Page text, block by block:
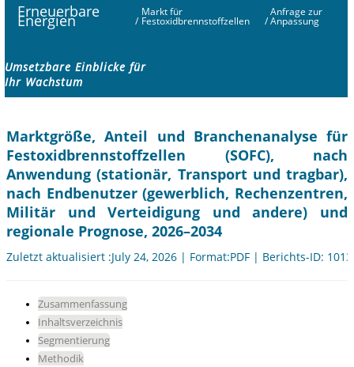
Erneuerbare
Energien /
Markt für
Festoxidbrennstoffzellen /
Anfrage zur
Anpassung
Umsetzbare Einblicke für
Ihr Wachstum
Marktgröße, Anteil und Branchenanalyse für
Festoxidbrennstoffzellen (SOFC), nach
Anwendung (stationär, Transport und tragbar),
nach Endbenutzer (gewerblich, Rechenzentren,
Militär und Verteidigung und andere) und
regionale Prognose, 2026–2034
Zuletzt aktualisiert :July 24, 2026 | Format:PDF | Berichts-ID:
Zusammenfassung
Inhaltsverzeichnis
Segmentierung
Methodik